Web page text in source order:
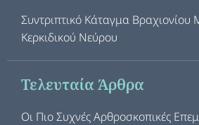
Συντριπτικό Κάταγμα
Κερκιδικού Νεύρου
Τελευταία Άρθρα
Οι Πιο Συχνές Αρθροσκοπικές